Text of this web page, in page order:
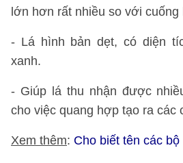
lớn hơn rất nhiều so với cuống
- Lá hình bản dẹt, có diện
xanh.
- Giúp lá thu nhận được
cho việc quang hợp tạo ra các
Xem thêm: Cho biết tên các